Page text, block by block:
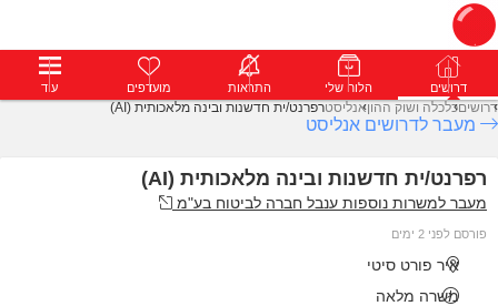
דרושים פרופילים הודעות פרימיום דרושים הלוח שלי התראות מועדפים עוד
דרושיםכלכלה ושוק ההוןאנליסטרפרנט/ית חדשנות ובינה מלאכותית (AI)
מעבר לדרושים אנליסט
רפרנט/ית חדשנות ובינה מלאכותית (AI)
מעבר למשרות נוספות ענבל חברה לביטוח בע"מ
פורסם לפני 2 ימים
איר פורט סיטי
משרה מלאה